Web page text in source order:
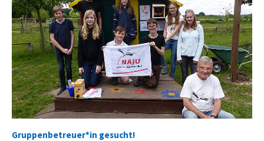
Gruppenbetreuer*in gesucht!